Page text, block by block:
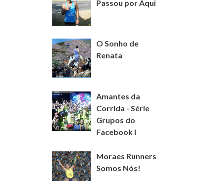
Passou por Aqui
O Sonho de
Renata
Amantes da
Corrida - Série
Grupos do
Facebook I
Moraes Runners
Somos Nós!